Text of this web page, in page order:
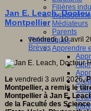
Filières
Médiateurs
Parents
Thématiques
Apprendre
Jan E. Leach,
Montpellier
vendredi, 10 avril
Brèves
Le vendredi 3 avril 2026,
Montpellier, a remis le
Montpellier à Jan E.
de la Faculté des